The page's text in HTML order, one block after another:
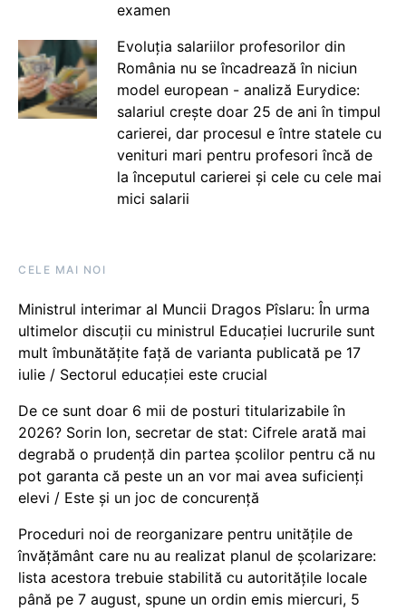
examen
Evoluția salariilor profesorilor din
România nu se încadrează în niciun
model european - analiză Eurydice:
salariul crește doar 25 de ani în timpul
carierei, dar procesul e între statele cu
venituri mari pentru profesori încă de
la începutul carierei și cele cu cele mai
mici salarii
CELE MAI NOI
Ministrul interimar al Muncii Dragos Pîslaru: În urma
ultimelor discuții cu ministrul Educației lucrurile sunt
mult îmbunătățite față de varianta publicată pe 17
iulie / Sectorul educației este crucial
De ce sunt doar 6 mii de posturi titularizabile în
2026? Sorin Ion, secretar de stat: Cifrele arată mai
degrabă o prudență din partea școlilor pentru că nu
pot garanta că peste un an vor mai avea suficienți
elevi / Este și un joc de concurență
Proceduri noi de reorganizare pentru unitățile de
învățământ care nu au realizat planul de școlarizare:
lista acestora trebuie stabilită cu autoritățile locale
până pe 7 august, spune un ordin emis miercuri, 5